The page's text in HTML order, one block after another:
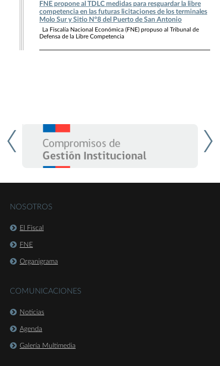
FNE propone al TDLC medidas para resguardar la libre
competencia en las futuras licitaciones de los terminales
Molo Sur y Sitio N°8 del Puerto de San Antonio
La Fiscalía Nacional Económica (FNE) propuso al Tribunal de
Defensa de la Libre Competencia
NOSOTROS
El Fiscal
FNE
Organigrama
COMUNICACIONES
Noticias
Agenda
Galería Multimedia